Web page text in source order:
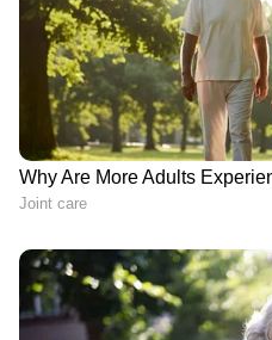
പ്രതിഷേധിച്ച്
പരിപാടി സംഘടിപ്പിച്ച
ഉദ്ദേശമൊന്നും
അധികൃതർ പറയുന്നത്.
ചടങ്ങുകൾ ഇവർ മുൻപും
എന്നാൽ, മൃഗങ്ങൾക്ക്
ആവാസവ്യവസ്ഥയെ
സംഭവം വ്യാപകമായ
ഇടയാക്കി.